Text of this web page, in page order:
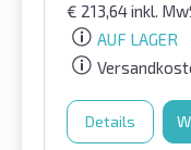
€ 213,64inkl.
AUF LAGER
Details